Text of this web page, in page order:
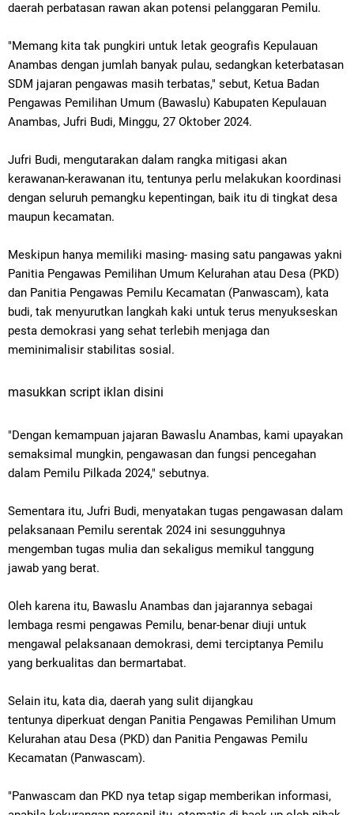
daerah perbatasan rawan akan potensi pelanggaran Pemilu.
"Memang kita tak pungkiri untuk letak geografis Kepulauan
Anambas dengan jumlah banyak pulau, sedangkan keterbatasan
SDM jajaran pengawas masih terbatas," sebut, Ketua Badan
Pengawas Pemilihan Umum (Bawaslu) Kabupaten Kepulauan
Anambas, Jufri Budi, Minggu, 27 Oktober 2024.
Jufri Budi, mengutarakan dalam rangka mitigasi akan
kerawanan-kerawanan itu, tentunya perlu melakukan koordinasi
dengan seluruh pemangku kepentingan, baik itu di tingkat desa
maupun kecamatan.
Meskipun hanya memiliki masing- masing satu pangawas yakni
Panitia Pengawas Pemilihan Umum Kelurahan atau Desa (PKD)
dan Panitia Pengawas Pemilu Kecamatan (Panwascam), kata
budi, tak menyurutkan langkah kaki untuk terus menyukseskan
pesta demokrasi yang sehat terlebih menjaga dan
meminimalisir stabilitas sosial.
masukkan script iklan disini
"Dengan kemampuan jajaran Bawaslu Anambas, kami upayakan
semaksimal mungkin, pengawasan dan fungsi pencegahan
dalam Pemilu Pilkada 2024," sebutnya.
Sementara itu, Jufri Budi, menyatakan tugas pengawasan dalam
pelaksanaan Pemilu serentak 2024 ini sesungguhnya
mengemban tugas mulia dan sekaligus memikul tanggung
jawab yang berat.
Oleh karena itu, Bawaslu Anambas dan jajarannya sebagai
lembaga resmi pengawas Pemilu, benar-benar diuji untuk
mengawal pelaksanaan demokrasi, demi terciptanya Pemilu
yang berkualitas dan bermartabat.
Selain itu, kata dia, daerah yang sulit dijangkau
tentunya diperkuat dengan Panitia Pengawas Pemilihan Umum
Kelurahan atau Desa (PKD) dan Panitia Pengawas Pemilu
Kecamatan (Panwascam).
"Panwascam dan PKD nya tetap sigap memberikan informasi,